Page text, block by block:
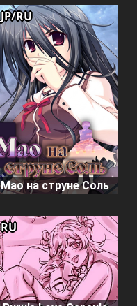
Мао на струне Соль
JP/RU
RU